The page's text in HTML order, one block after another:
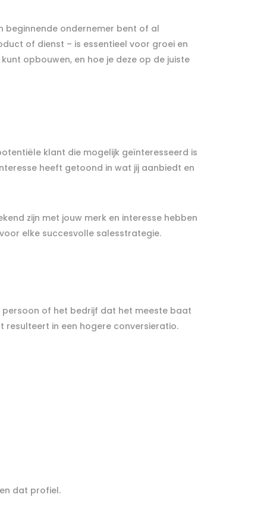
beginnende ondernemer bent of al
of dienst – is essentieel voor groei en
opbouwen, en hoe je deze op de juiste
klant die mogelijk geïnteresseerd is
heeft getoond in wat jij aanbiedt en
zijn met jouw merk en interesse hebben
elke succesvolle salesstrategie.
persoon of het bedrijf dat het meeste baat
in een hogere conversieratio.
dat profiel.